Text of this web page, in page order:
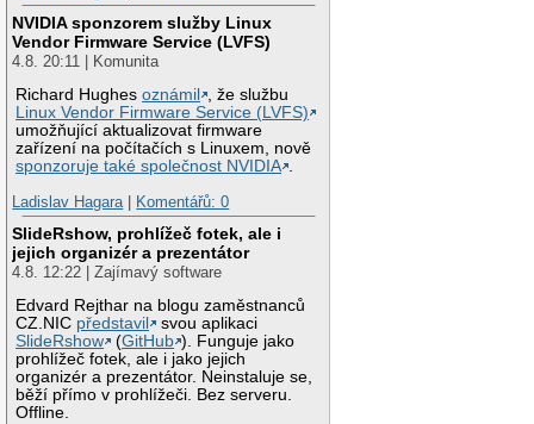
NVIDIA sponzorem služby Linux
Vendor Firmware Service (LVFS)
4.8. 20:11 | Komunita
Richard Hughesoznámil
, že službu
Linux Vendor Firmware Service (LVFS)
umožňující aktualizovat firmware
zařízení na počítačích s Linuxem, nově
sponzoruje také společnost NVIDIA .
Ladislav Hagara| Komentářů: 0
SlideRshow, prohlížeč fotek, ale i
jejich organizér a prezentátor
4.8. 12:22 | Zajímavý software
Edvard Rejthar na blogu zaměstnanců
CZ.NIC představil
svou aplikaci
SlideRshow
(GitHub ). Funguje jako
prohlížeč fotek, ale i jako jejich
organizér a prezentátor. Neinstaluje se,
běží přímo v prohlížeči. Bez serveru.
Offline.